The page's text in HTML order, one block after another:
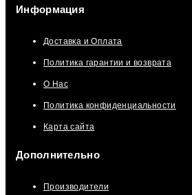
Информация
Доставка и Оплата
Политика гарантии и возврата
О Нас
Политика конфиденциальности
Карта сайта
Дополнительно
Производители